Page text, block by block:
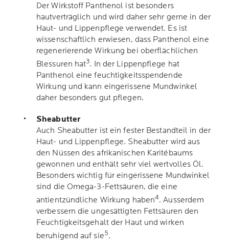
Der Wirkstoff Panthenol ist besonders
hautverträglich und wird daher sehr gerne in der
Haut- und Lippenpflege verwendet. Es ist
wissenschaftlich erwiesen, dass Panthenol eine
regenerierende Wirkung bei oberflächlichen
Blessuren hat3. In der Lippenpflege hat
Panthenol eine feuchtigkeitsspendende
Wirkung und kann eingerissene Mundwinkel
daher besonders gut pflegen.
Sheabutter
Auch Sheabutter ist ein fester Bestandteil in der
Haut- und Lippenpflege. Sheabutter wird aus
den Nüssen des afrikanischen Karitébaums
gewonnen und enthält sehr viel wertvolles Öl.
Besonders wichtig für eingerissene Mundwinkel
sind die Omega-3-Fettsäuren, die eine
antientzündliche Wirkung haben4. Ausserdem
verbessern die ungesättigten Fettsäuren den
Feuchtigkeitsgehalt der Haut und wirken
beruhigend auf sie5.